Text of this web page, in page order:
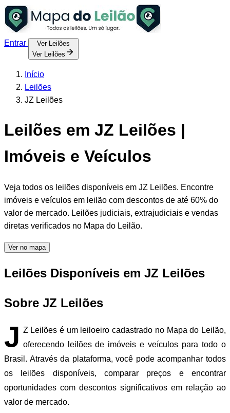
Entrar
Ver Leilões
Ver Leilões
Início
Leilões
JZ Leilões
Leilões em JZ Leilões |
Imóveis e Veículos
Veja todos os leilões disponíveis em JZ Leilões. Encontre
imóveis e veículos em leilão com descontos de até 60% do
valor de mercado. Leilões judiciais, extrajudiciais e vendas
diretas verificados no Mapa do Leilão.
Ver no mapa
Leilões Disponíveis em JZ Leilões
Sobre JZ Leilões
J Z Leilões é um leiloeiro cadastrado no Mapa do Leilão,
oferecendo leilões de imóveis e veículos para todo o
Brasil. Através da plataforma, você pode acompanhar todos
os leilões disponíveis, comparar preços e encontrar
oportunidades com descontos significativos em relação ao
valor de mercado.